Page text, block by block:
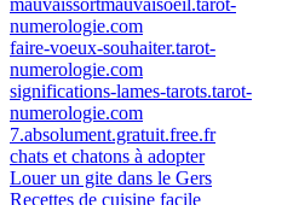
mauvaissortmauvaisoeil.tarot-
numerologie.com
faire-voeux-souhaiter.tarot-
numerologie.com
significations-lames-tarots.tarot-
numerologie.com
7.absolument.gratuit.free.fr
chats et chatons à adopter
Louer un gite dans le Gers
Recettes de cuisine facile